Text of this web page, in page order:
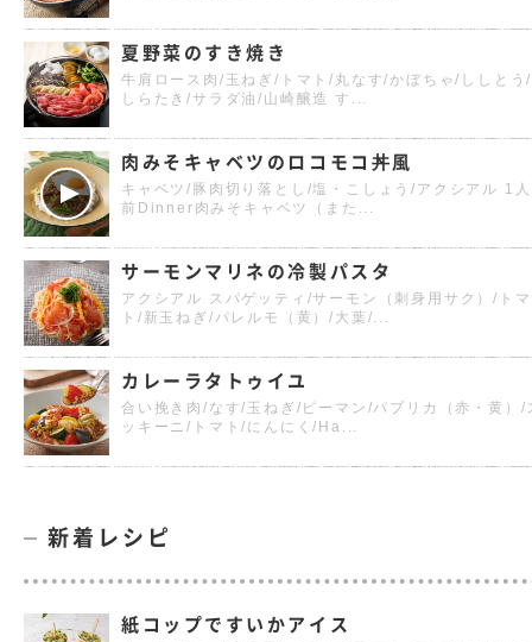
夏野菜のすき焼き
牛肩ロース肉/玉ねぎ/トマト/丸なす/かぼちゃ/ししとう/
しらたき/サラダ油/山崎醸造 す...
肉みそキャベツのロコモコ丼風
キャベツ/豚肉切り落とし/塩・こしょう/アクシアル 1人
前Dinner肉みそキャベツ（また...
サーモンマリネの冷製パスタ
アクシアル スパゲッティ/サーモン（刺身用サク）/トマ
ト/新玉ねぎ/パレルモ（黄）/大葉/...
カレーラタトゥイユ
合い挽き肉/なす/玉ねぎ/ピーマン/パプリカ（赤・黄）/
ッキーニ/トマト/にんにく/Ha...
新着レシピ
紙コップですいかアイス